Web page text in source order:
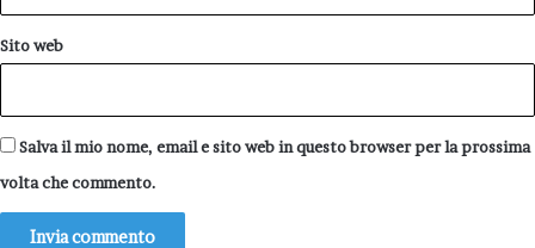
Sito web
Salva il mio nome, email e sito web in questo browser per la prossima
volta che commento.